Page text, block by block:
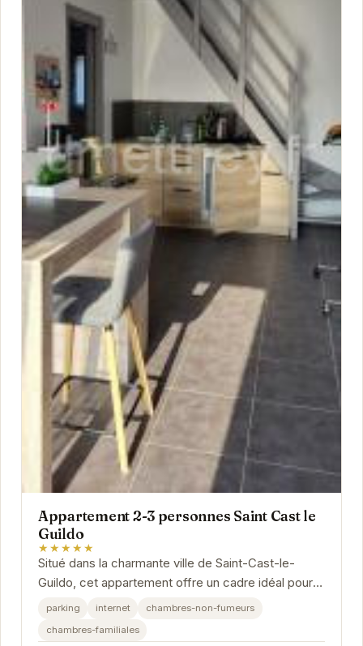
Appartement 2-3 personnes Saint Cast le
Guildo
★★★★★
Situé dans la charmante ville de Saint-Cast-le-
Guildo, cet appartement offre un cadre idéal pour
des vacances relaxantes. Proche des plages,
parking internet
chambres-non-fumeurs
chambres-familiales